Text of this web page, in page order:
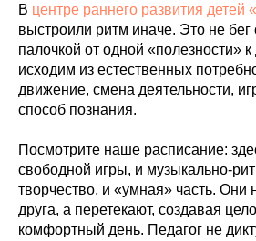
В центре раннего развития детей
выстроили ритм иначе. Это не бег
палочкой от одной «полезности»
исходим из естественных
движение, смена деятельности,
способ познания.
Посмотрите наше расписание:
свободной игры, и музыкально-
творчество, и «умная» часть. Они
друга, а перетекают, создавая
комфортный день. Педагог не